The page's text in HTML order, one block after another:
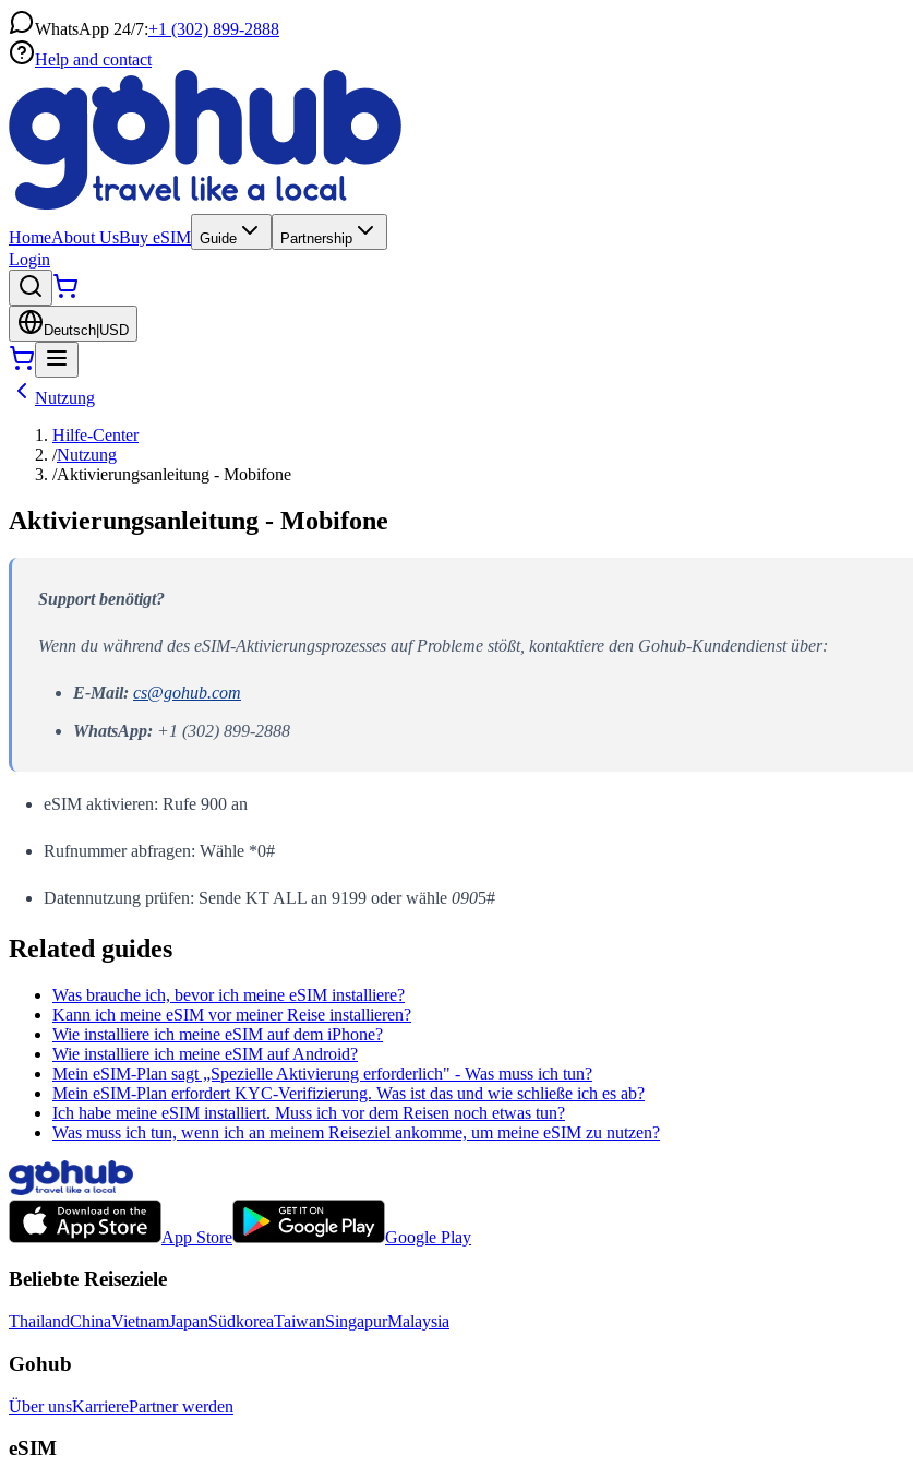
WhatsApp 24/7:+1 (302) 899-2888
Help and contact
HomeAbout UsBuy eSIM Guide Partnership
Login
Deutsch USD
Nutzung
Hilfe-Center
/Nutzung
/Aktivierungsanleitung - Mobifone
Aktivierungsanleitung - Mobifone
Support benötigt?
Wenn du während des eSIM-Aktivierungsprozesses auf Probleme stößt, kontaktiere den Gohub-Kundendienst über:
E-Mail: cs@gohub.com
WhatsApp: +1 (302) 899-2888
eSIM aktivieren: Rufe 900 an
Rufnummer abfragen: Wähle *0#
Datennutzung prüfen: Sende KT ALL an 9199 oder wähle 0905#
Related guides
Was brauche ich, bevor ich meine eSIM installiere?
Kann ich meine eSIM vor meiner Reise installieren?
Wie installiere ich meine eSIM auf dem iPhone?
Wie installiere ich meine eSIM auf Android?
Mein eSIM-Plan sagt „Spezielle Aktivierung erforderlich" - Was muss ich tun?
Mein eSIM-Plan erfordert KYC-Verifizierung. Was ist das und wie schließe ich es ab?
Ich habe meine eSIM installiert. Muss ich vor dem Reisen noch etwas tun?
Was muss ich tun, wenn ich an meinem Reiseziel ankomme, um meine eSIM zu nutzen?
App Store Google Play
Beliebte Reiseziele
ThailandChinaVietnamJapanSüdkoreaTaiwanSingapurMalaysia
Gohub
Über unsKarrierePartner werden
eSIM